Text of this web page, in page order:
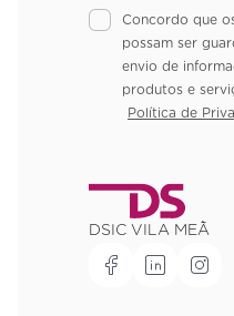
Concordo que
possam ser
envio de
produtos e
Política de
DSIC VILA MEÃ